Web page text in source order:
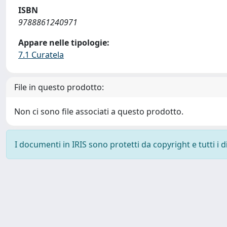
ISBN
9788861240971
Appare nelle tipologie:
7.1 Curatela
File in questo prodotto:
Non ci sono file associati a questo prodotto.
I documenti in IRIS sono protetti da copyright e tutti i